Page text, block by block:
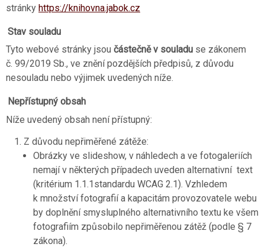
stránky https://knihovna.jabok.cz
Stav souladu
Tyto webové stránky jsou částečně v souladu se zákonem
č. 99/2019 Sb., ve znění pozdějších předpisů, z důvodu
nesouladu nebo výjimek uvedených níže.
Nepřístupný obsah
Níže uvedený obsah není přístupný:
Z důvodu nepřiměřené zátěže:
Obrázky ve slideshow, v náhledech a ve fotogaleriích
nemají v některých případech uveden alternativní text
(kritérium 1.1.1standardu WCAG 2.1). Vzhledem
k množství fotografií a kapacitám provozovatele webu
by doplnění smysluplného alternativního textu ke všem
fotografiím způsobilo nepřiměřenou zátěž (podle § 7
zákona).